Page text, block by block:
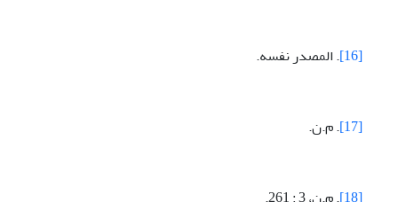
[16] . المصدر نفسه.
[17] . م.ن.